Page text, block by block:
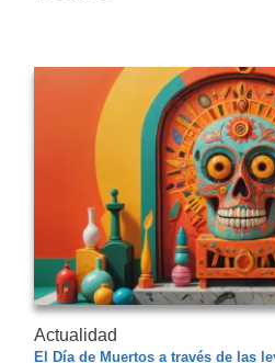
Actualidad
El Día de Muertos a través de las